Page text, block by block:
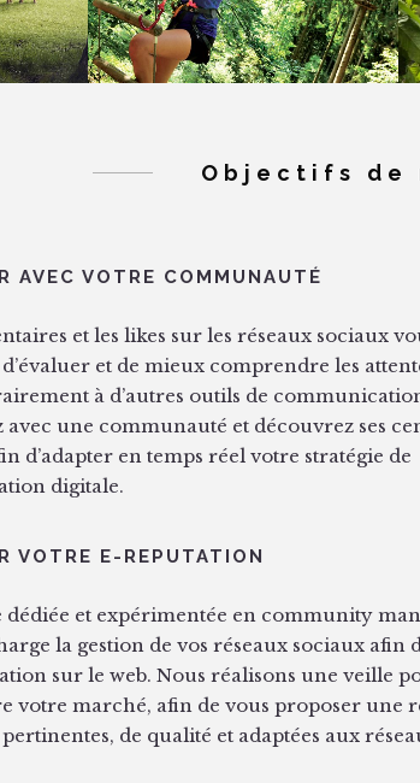
D’AVENTURES
Objectifs de
AVEC VOTRE COMMUNAUTÉ
et les likes sur les réseaux sociaux
et de mieux comprendre les
à d’autres outils de
avec une communauté et découvrez ses
d’adapter en temps réel votre stratégie de
digitale.
VOTRE E-REPUTATION
dédiée et expérimentée en community
la gestion de vos réseaux sociaux afin
sur le web. Nous réalisons une veille
votre marché, afin de vous proposer une
pertinentes, de qualité et adaptées aux